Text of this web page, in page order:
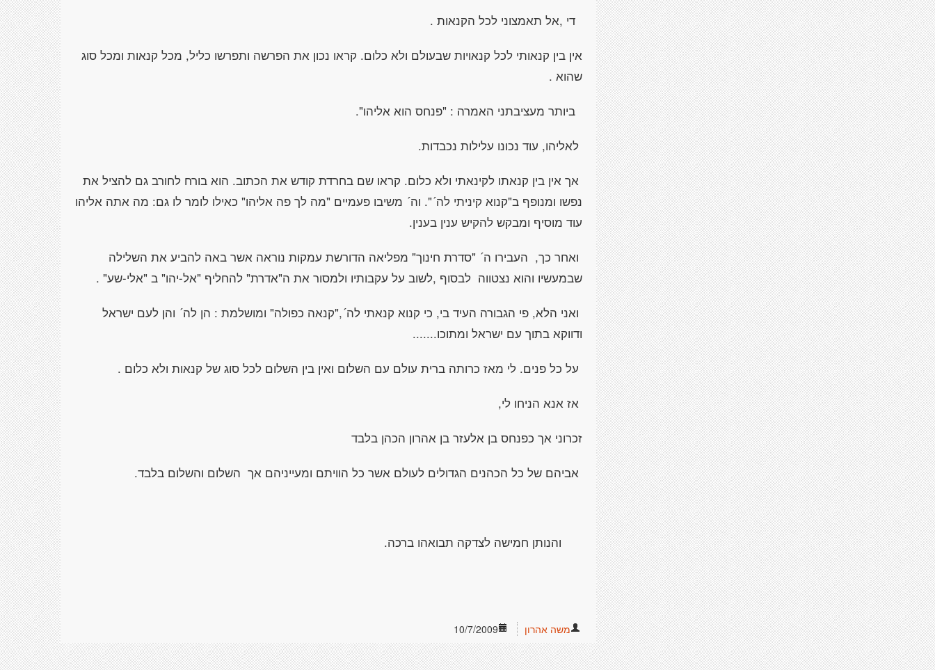
די ,אל תאמצוני לכל הקנאות .
אין בין קנאותי לכל קנאויות שבעולם ולא כלום. קראו נכון את הפרשה ותפרשו כליל, מכל קנאות ומכל סוג
שהוא .
ביותר מעציבתני האמרה : "פנחס הוא אליהו".
לאליהו, עוד נכונו עלילות נכבדות.
אך אין בין קנאתו לקינאתי ולא כלום. קראו שם בחרדת קודש את הכתוב. הוא בורח לחורב גם להציל את
נפשו ומנופף ב"קנוא קיניתי לה´". וה´ משיבו פעמיים "מה לך פה אליהו" כאילו לומר לו גם: מה אתה אליהו
עוד מוסיף ומבקש להקיש ענין בענין.
ואחר כך, העבירו ה´ "סדרת חינוך" מפליאה הדורשת עמקות נוראה אשר באה להביע את השלילה
שבמעשיו והוא נצטווה לבסוף ,לשוב על עקבותיו ולמסור את ה"אדרת" להחליף "אל-יהו" ב "אלי-שע" .
ואני הלא, פי הגבורה העיד בי, כי קנוא קנאתי לה´,"קנאה כפולה" ומושלמת : הן לה´ והן לעם ישראל
ודווקא בתוך עם ישראל ומתוכו.......
על כל פנים. לי מאז כרותה ברית עולם עם השלום ואין בין השלום לכל סוג של קנאות ולא כלום .
אז אנא הניחו לי,
זכרוני אך כפנחס בן אלעזר בן אהרון הכהן בלבד
אביהם של כל הכהנים הגדולים לעולם אשר כל הוויתם ומעייניהם אך השלום והשלום בלבד.
והנותן חמישה לצדקה תבואהו ברכה.
10/7/2009 משה אהרון